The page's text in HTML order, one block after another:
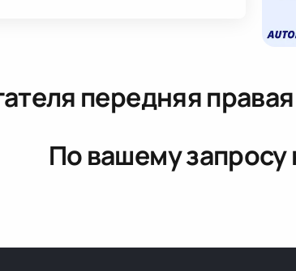
передняя правая
По вашему запросу